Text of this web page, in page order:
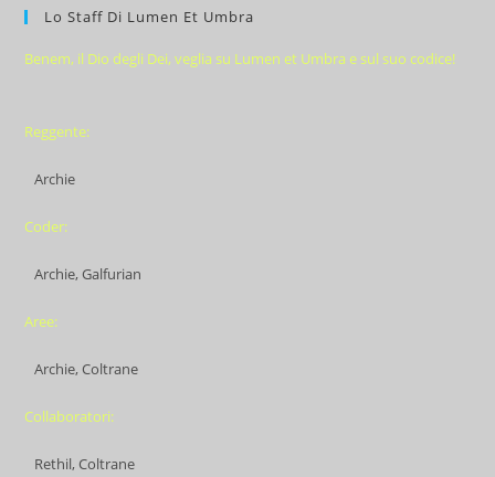
Lo Staff Di Lumen Et Umbra
Benem, il Dio degli Dei, veglia su Lumen et Umbra e sul suo codice!
Reggente:
Archie
Coder:
Archie, Galfurian
Aree:
Archie, Coltrane
Collaboratori:
Rethil, Coltrane